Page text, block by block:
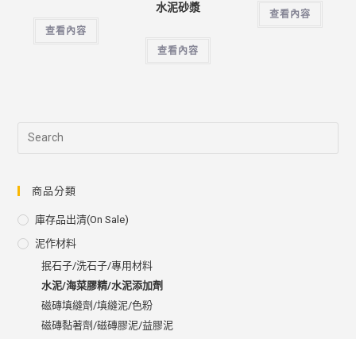
查看內容
水泥砂漿
查看內容
查看內容
商品分類
庫存品出清(on Sale)
泥作材料
抿石子/洗石子/專用材料
水泥/海菜膠精/水泥添加劑
磁磚填縫劑/填縫泥/色粉
磁磚黏著劑/磁磚膠泥/益膠泥